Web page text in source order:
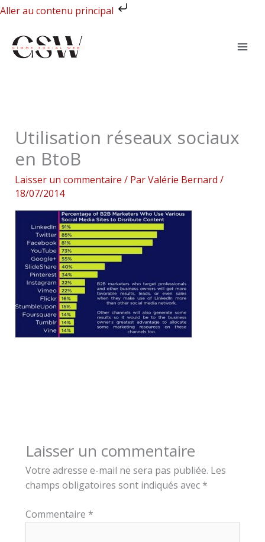
Aller au contenu principal
Aller
contenu
Utilisation réseaux sociaux
en BtoB
Laisser un commentaire / ParValérie Bernard /
18/07/2014
Laisser un commentaire
Votre adresse e-mail ne sera pas publiée. Les
champs obligatoires sont indiqués avec *
Commentaire *